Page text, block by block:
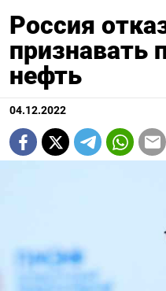
Россия
признавать
нефть
04.12.2022